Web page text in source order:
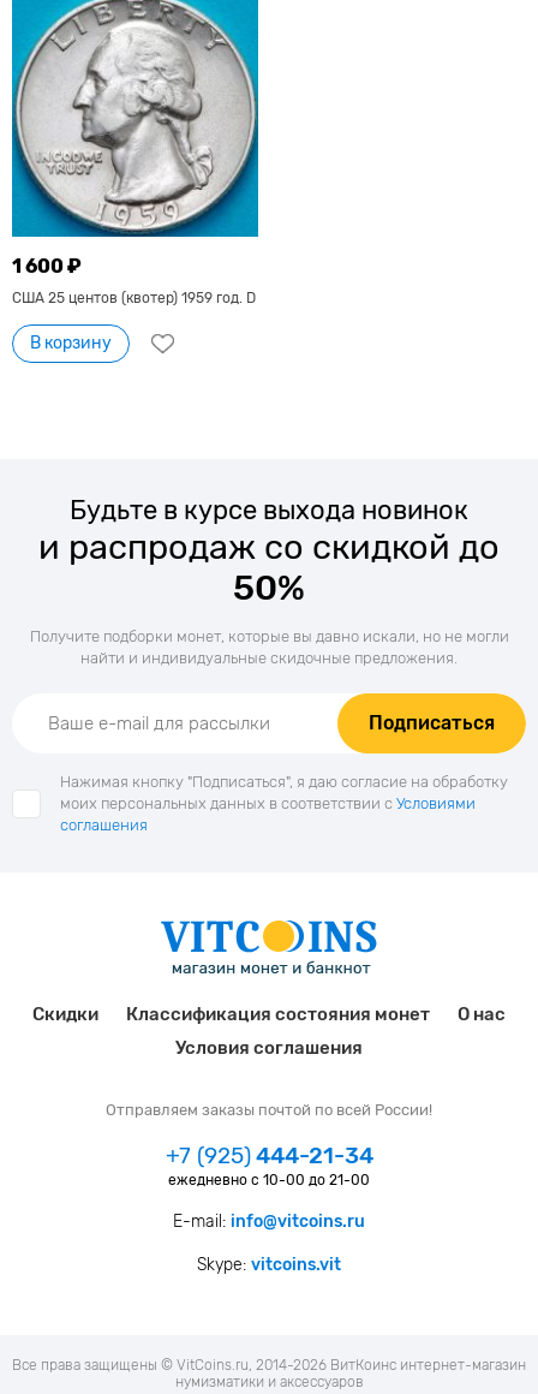
1 600 ₽
США 25 центов (квотер) 1959 год. D
В корзину
Будьте в курсе выхода новинок
и распродаж со скидкой до
50%
Получите подборки монет, которые вы давно искали, но не могли
найти и индивидуальные скидочные предложения.
Подписаться
Нажимая кнопку "Подписаться", я даю согласие на обработку
моих персональных данных в соответствии с Условиями
соглашения
Скидки Классификация состояния монет
О нас
Условия соглашения
Отправляем заказы почтой по всей России!
+7 (925)444-21-34
ежедневно с 10-00 до 21-00
E-mail: info@vitcoins.ru
Skype: vitcoins.vit
Все права защищены © VitCoins.ru, 2014-2026 ВитКоинс интернет-магазин
нумизматики и аксессуаров